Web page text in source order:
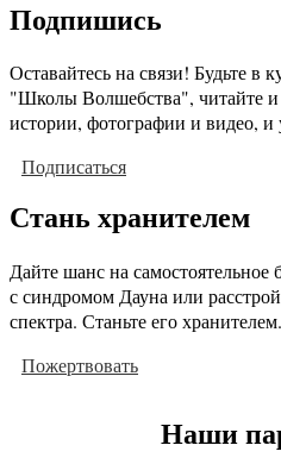
Подпишись
Оставайтесь на связи! Будьте в
"Школы Волшебства", читайте
истории, фотографии и видео, и
Подписаться
Стань хранителем
Дайте шанс на
с синдромом Дауна или
спектра. Станьте его хранителем.
Пожертвовать
Наши